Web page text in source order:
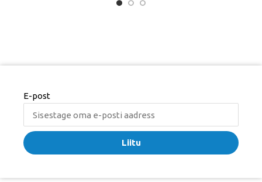
E-post
Liitu